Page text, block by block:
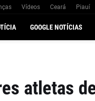
Vídeos Ceará Piauí
GOOGLE NOTÍCIAS
atletas